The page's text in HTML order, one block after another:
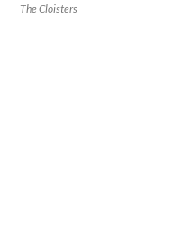
The Cloisters